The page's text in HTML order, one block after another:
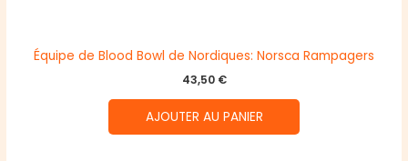
Équipe de Blood Bowl de Nordiques: Norsca Rampagers
43,50 €
AJOUTER AU PANIER